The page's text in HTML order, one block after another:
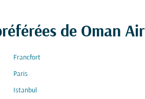
de Oman Air
Francfort
Paris
Istanbul